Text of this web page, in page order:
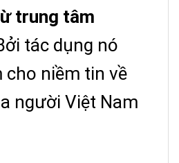
trung tâm
tác dụng nó
cho niềm tin về
người Việt Nam